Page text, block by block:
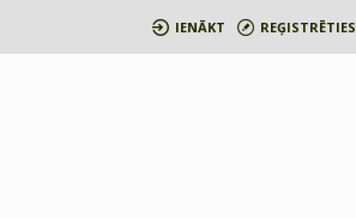
IENĀKT REĢISTRĒTIES